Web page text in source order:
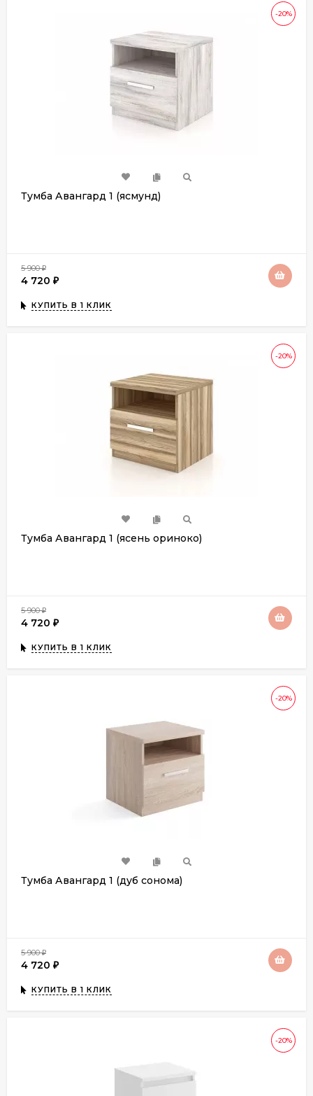
-20%
Тумба Авангард 1 (ясмунд)
5 900₽
4 720 ₽
КУПИТЬ В 1 КЛИК
-20%
Тумба Авангард 1 (ясень ориноко)
5 900₽
4 720 ₽
КУПИТЬ В 1 КЛИК
-20%
Тумба Авангард 1 (дуб сонома)
5 900₽
4 720 ₽
КУПИТЬ В 1 КЛИК
-20%